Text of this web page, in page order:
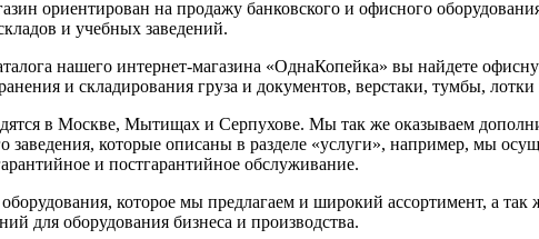
ориентирован на продажу банковского и офисного
и учебных заведений.
нашего интернет-магазина «ОднаКопейка» вы найдете
и складирования груза и документов, верстаки, тумбы,
в Москве, Мытищах и Серпухове. Мы так же оказываем
заведения, которые описаны в разделе «услуги», например, мы
и постгарантийное обслуживание.
которое мы предлагаем и широкий ассортимент, а
для оборудования бизнеса и производства.